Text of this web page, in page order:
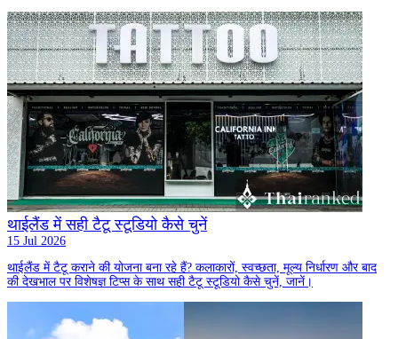
थाईलैंड में सही टैटू स्टूडियो कैसे चुनें
15 Jul 2026
थाईलैंड में टैटू कराने की योजना बना रहे हैं? कलाकारों, स्वच्छता, मूल्य निर्धारण और बाद
की देखभाल पर विशेषज्ञ टिप्स के साथ सही टैटू स्टूडियो कैसे चुनें, जानें।